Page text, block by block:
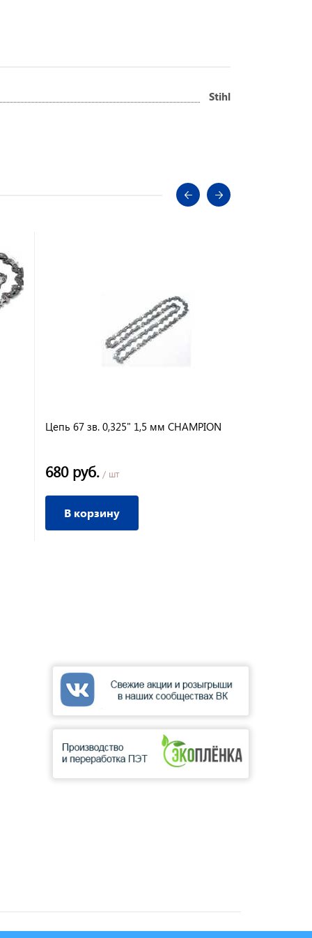
Stihl
Цепь 67 зв. 0,325" 1,5 мм CHAMPION
680 руб. / шт
В корзину